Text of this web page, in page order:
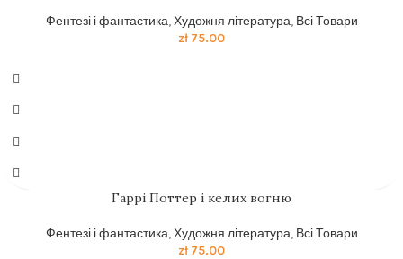
Фентезі і фантастика,Художня література, Всі Товари
zł 75.00
Гаррі Поттер і келих вогню
Фентезі і фантастика,Художня література, Всі Товари
zł 75.00